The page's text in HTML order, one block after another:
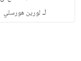
لـ لورين هورسلي